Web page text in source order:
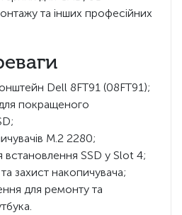
та інших професійних
Dell 8FT91 (08FT91);
покращеного
M.2 2280;
встановлення SSD у Slot 4;
та захист накопичувача;
для ремонту та